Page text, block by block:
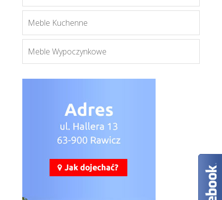
Więcej
Meble Kuchenne
Meble Wypoczynkowe